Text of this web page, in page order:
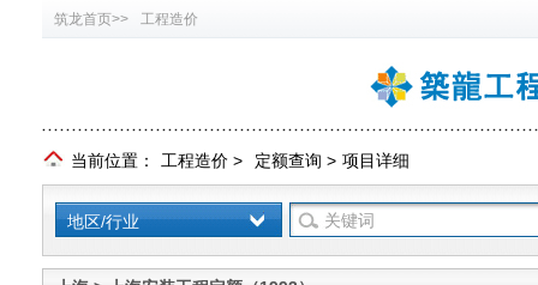
筑龙首页>> 工程造价
当前位置： 工程造价 > 定额查询 > 项目详细
地区/行业